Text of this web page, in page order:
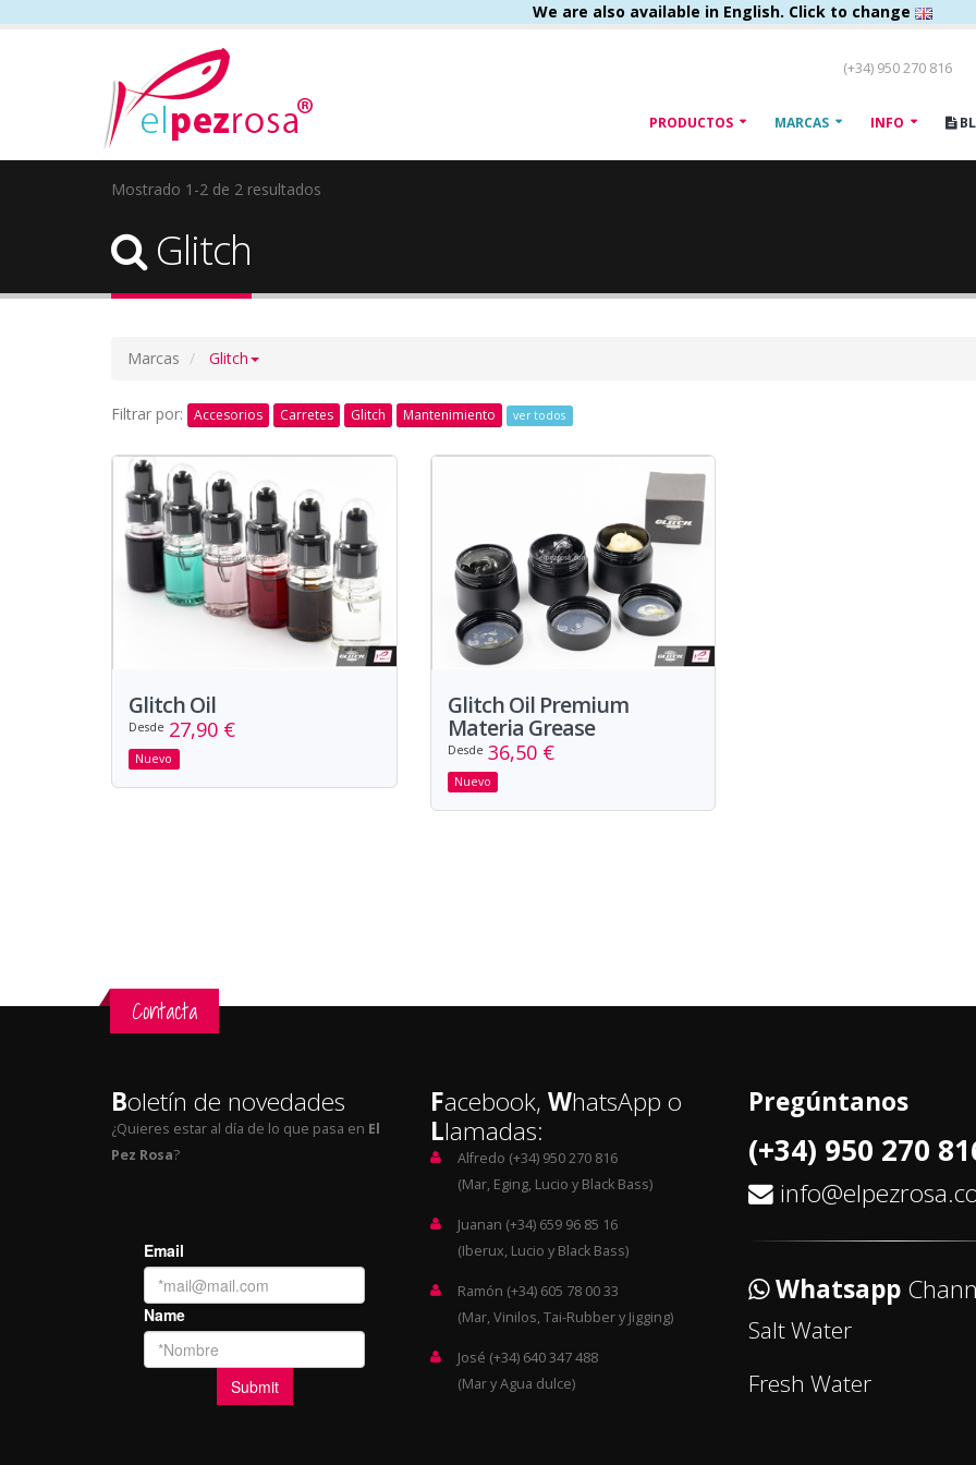
We are also available in English. Click to change
(+34) 950 270 816
PRODUCTOS MARCAS INFO
Mostrado 1-2 de 2 resultados
Glitch
Marcas Glitch
Filtrar por: Accesorios Carretes Glitch Mantenimiento ver todos
Glitch Oil
Desde 27,90 €
Nuevo
Glitch Oil Premium
Materia Grease
Desde 36,50 €
Nuevo
Contacta
Boletín de novedades
¿Quieres estar al día de lo que pasa en El
Pez Rosa?
Facebook, WhatsApp o
Llamadas:
Alfredo (+34) 950 270 816
(Mar, Eging, Lucio y Black Bass)
Juanan (+34) 659 96 85 16
(Iberux, Lucio y Black Bass)
Ramón (+34) 605 78 00 33
(Mar, Vinilos, Tai-Rubber y Jigging)
José (+34) 640 347 488
(Mar y Agua dulce)
Pregúntanos
(+34) 950 270
Whatsapp
Salt Water
Fresh Water